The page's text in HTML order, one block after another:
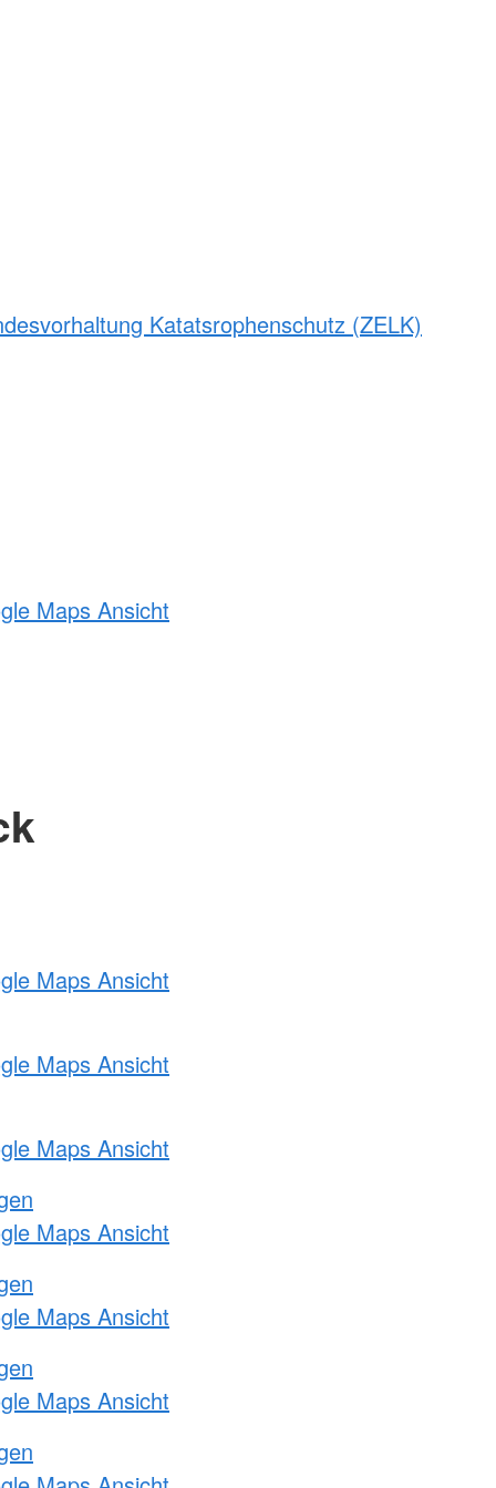
Katatsrophenschutz (ZELK)
Maps Ansicht
Maps Ansicht
Maps Ansicht
Maps Ansicht
Maps Ansicht
Maps Ansicht
Maps Ansicht